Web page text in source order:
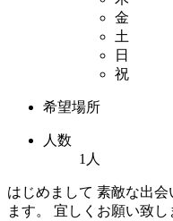
金
土
日
祝
希望場所
人数
1人
はじめまして 素敵な出
ます。 宜しくお願い致し